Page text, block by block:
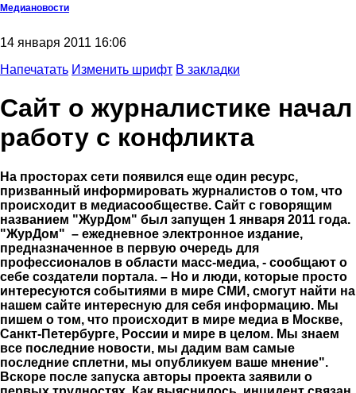
Медиановости
14 января 2011 16:06
Напечатать Изменить шрифт В закладки
Сайт о журналистике начал
работу с конфликта
На просторах сети появился еще один ресурс,
призванный информировать журналистов о том, что
происходит в медиасообществе. Сайт с говорящим
названием "ЖурДом" был запущен 1 января 2011 года.
"ЖурДом" – ежедневное электронное издание,
предназначенное в первую очередь для
профессионалов в области масс-медиа, - сообщают о
себе создатели портала. – Но и люди, которые просто
интересуются событиями в мире СМИ, смогут найти на
нашем сайте интересную для себя информацию. Мы
пишем о том, что происходит в мире медиа в Москве,
Санкт-Петербурге, России и мире в целом. Мы знаем
все последние новости, мы дадим вам самые
последние сплетни, мы опубликуем ваше мнение".
Вскоре после запуска авторы проекта заявили о